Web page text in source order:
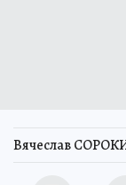
Вячеслав